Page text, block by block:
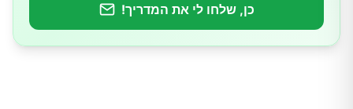
כן, שלחו לי את המדריך!